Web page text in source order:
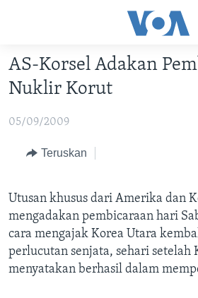
Akses
Lanjut
ke
Konten
Lanjut
Utama
Lanjut
ke
Pencarian
VIDEO
POLYGRAPH
Learning English
IKUTI KAMI
AS-Korsel Adakan
Nuklir Korut
05/09/2009
Teruskan
Utusan khusus dari Amerika dan
mengadakan pembicaraan hari
cara mengajak Korea Utara
perlucutan senjata, sehari setelah
menyatakan berhasil dalam